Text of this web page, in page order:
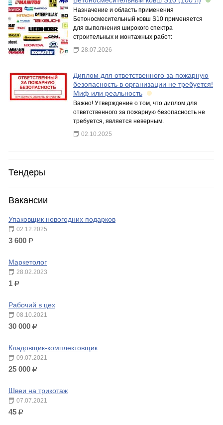
Назначение и область применения
Бетоносмесительный ковш S10 применяется
для выполнения широкого спектра
строительных и монтажных работ:
28.07.2026
Диплом для ответственного за пожарную
безопасность в организации не требуется!
Миф или реальность
Важно! Утверждение о том, что диплом для
ответственного за пожарную безопасность не
требуется, является неверным.
02.10.2025
Тендеры
Вакансии
Упаковщик новогодних подарков
02.12.2025
3 600 р.
Маркетолог
28.02.2023
1 р.
Рабочий в цех
08.10.2021
30 000 р.
Кладовщик-комплектовщик
09.07.2021
25 000 р.
Швеи на трикотаж
07.07.2021
45 р.